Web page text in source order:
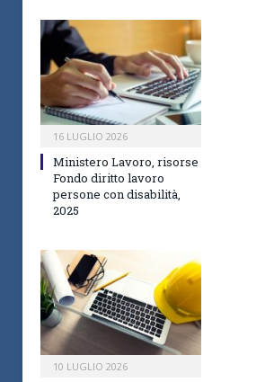
16 LUGLIO 2026
Ministero Lavoro, risorse
Fondo diritto lavoro
persone con disabilità,
2025
10 LUGLIO 2026